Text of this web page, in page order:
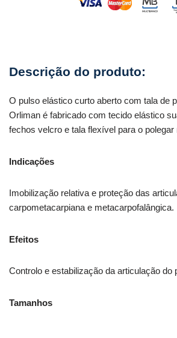
O pulso elástico curto aberto com tala de
Orliman é fabricado com tecido elástico
fechos velcro e tala flexível para o polegar
Indicações
Imobilização relativa e proteção das
carpometacarpiana e metacarpofalângica.
Efeitos
Controlo e estabilização da articulação do
Tamanhos